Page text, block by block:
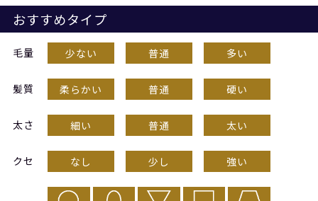
おすすめタイプ
毛量 少ない 普通 多い
髪質 柔らかい 普通 硬い
太さ 細い 普通 太い
クセ なし 少し 強い